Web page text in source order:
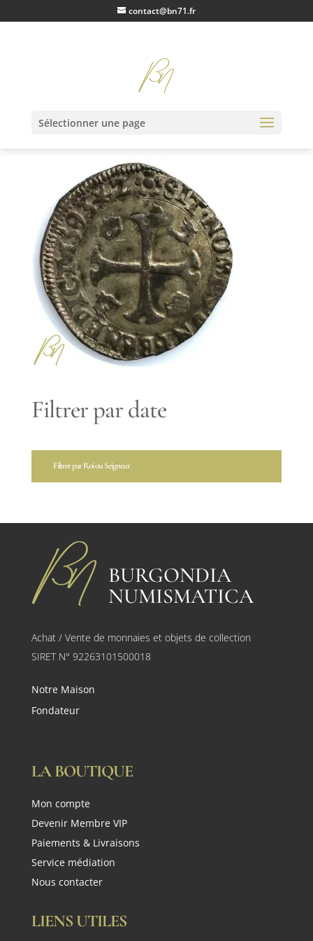
contact@bn71.fr
Sélectionner une page
IMG_1324
Filtrer par date
Filtrer par Roi ou Seigneur
BURGONDIA
NUMISMATICA
Achat / Vente de monnaies et objets de collection
SIRET N° 92263101500018
Notre Maison
Fondateur
LA BOUTIQUE
Mon compte
Devenir Membre VIP
Paiements & Livraisons
Service médiation
Nous contacter
LIENS UTILES